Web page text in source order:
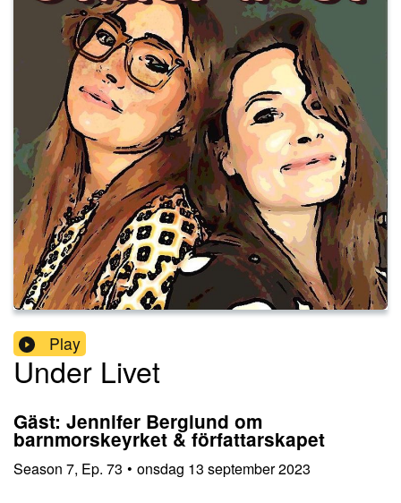
Play
Under Livet
Gäst: Jennifer Berglund om
barnmorskeyrket & författarskapet
Season 7, Ep. 73 • onsdag 13 september 2023